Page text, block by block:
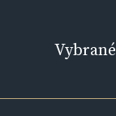
Vybrané